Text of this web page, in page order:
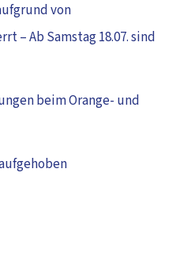
von
– Ab Samstag 18.07. sind
beim Orange- und